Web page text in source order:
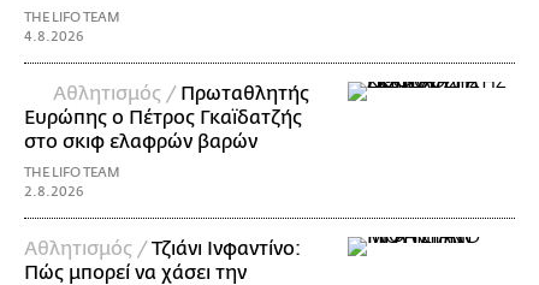
THE LIFO TEAM
4.8.2026
Αθλητισμός / Πρωταθλητής
Ευρώπης ο Πέτρος Γκαϊδατζής
στο σκιφ ελαφρών βαρών
THE LIFO TEAM
2.8.2026
Αθλητισμός /Τζιάνι Ινφαντίνο:
Πώς μπορεί να χάσει την